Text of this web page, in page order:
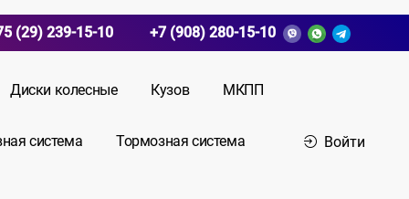
(29) 239-15-10 +7 (908) 280-15-10
Диски колесные Кузов МКПП
система Тормозная система Войти